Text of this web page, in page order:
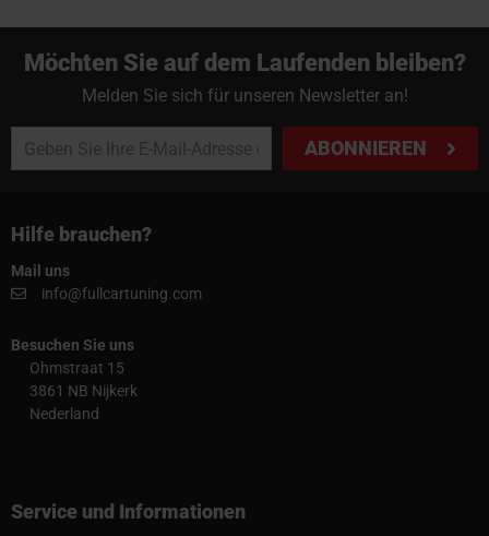
Möchten Sie auf dem Laufenden bleiben?
Melden Sie sich für unseren Newsletter an!
ABONNIEREN
Hilfe brauchen?
Mail uns
info@fullcartuning.com
Besuchen Sie uns
Ohmstraat 15
3861 NB Nijkerk
Nederland
Service und Informationen